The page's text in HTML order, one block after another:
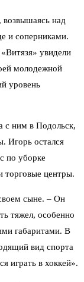
над
и соперниками.
увидели
молодежной
уровень
с ним в Подольск,
Игорь остался
по уборке
торговые центры.
сыне. – Он
тяжел, особенно
габаритами. В
вид спорта
играть в хоккей».